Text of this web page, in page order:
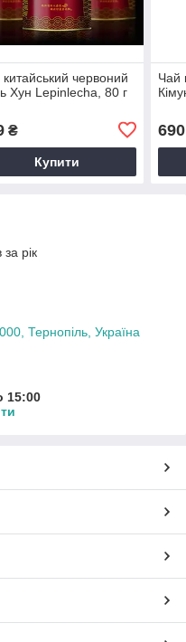
червоний
Хун Lepinlecha, 80 г
₴
Купити
Чай
690
рік
Тернопіль, Україна
15:00